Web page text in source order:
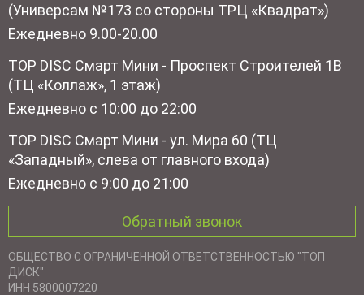
(Универсам №173 со стороны ТРЦ «Квадрат»)
Ежедневно 9.00-20.00
TOP DISC Смарт Мини - Проспект Строителей 1В
(ТЦ «Коллаж», 1 этаж)
Ежедневно с 10:00 до 22:00
TOP DISC Смарт Мини - ул. Мира 60 (ТЦ
«Западный», слева от главного входа)
Ежедневно с 9:00 до 21:00
Обратный звонок
ОБЩЕСТВО С ОГРАНИЧЕННОЙ ОТВЕТСТВЕННОСТЬЮ "ТОП
ДИСК"
ИНН 5800007220